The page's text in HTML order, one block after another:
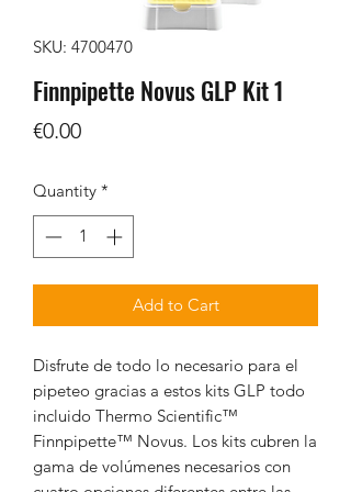
SKU: 4700470
Finnpipette Novus GLP Kit 1
€0.00Price
Quantity *
Add to Cart
Disfrute de todo lo necesario para el
pipeteo gracias a estos kits GLP todo
incluido Thermo Scientific™
Finnpipette™ Novus. Los kits cubren la
gama de volúmenes necesarios con